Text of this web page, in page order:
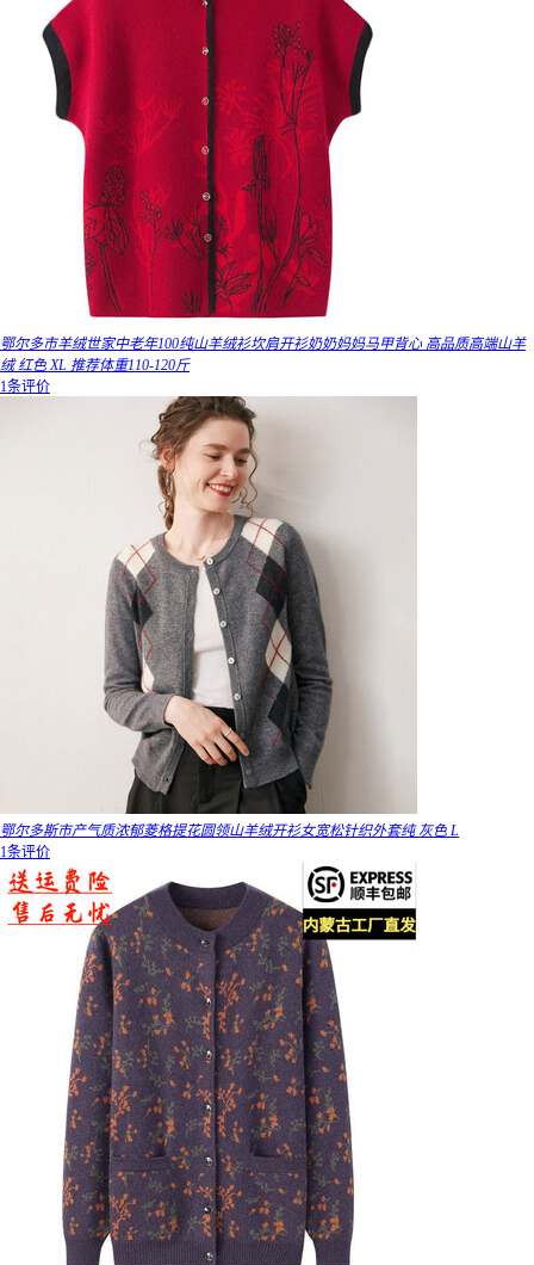
鄂尔多市羊绒世家中老年100纯山羊绒衫坎肩开衫奶奶妈妈马甲背心 高品质高端山羊
绒 红色 XL 推荐体重110-120斤
1条评价
鄂尔多斯市产气质浓郁菱格提花圆领山羊绒开衫女宽松针织外套纯 灰色 L
1条评价